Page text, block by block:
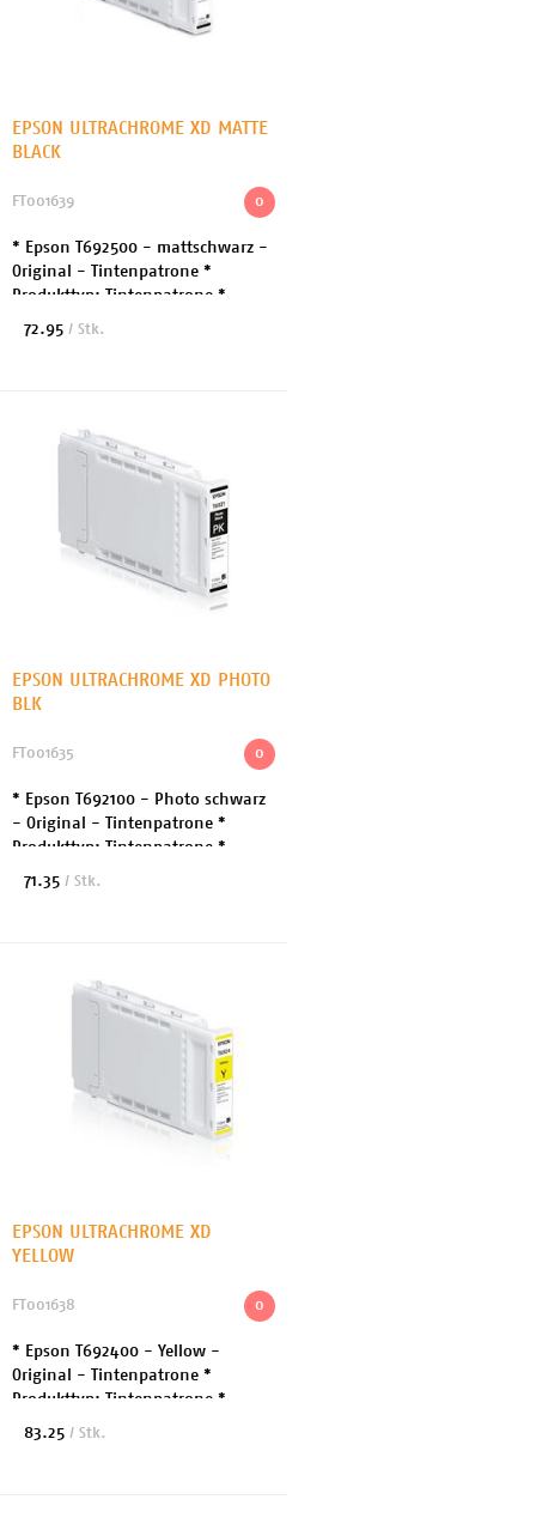
EPSON ULTRACHROME XD MATTE
BLACK
0
FT001639
* Epson T692500 - mattschwarz -
Original - Tintenpatrone *
Produkttyp: Tintenpatrone *
Drucktechnologie: Tintenstrahl *
72.95 / Stk.
EPSON ULTRACHROME XD PHOTO
BLK
0
FT001635
* Epson T692100 - Photo schwarz
- Original - Tintenpatrone *
Produkttyp: Tintenpatrone *
Drucktechnologie: Tintenstrahl *
71.35 / Stk.
EPSON ULTRACHROME XD
YELLOW
0
FT001638
* Epson T692400 - Yellow -
Original - Tintenpatrone *
Produkttyp: Tintenpatrone *
Drucktechnologie: Tintenstrahl *
83.25 / Stk.